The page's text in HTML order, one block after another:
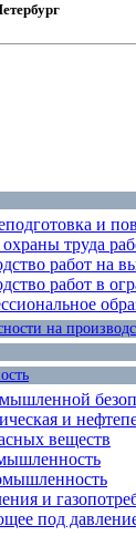
и
труда
работ на
работ в
на
и
веществ
и
под